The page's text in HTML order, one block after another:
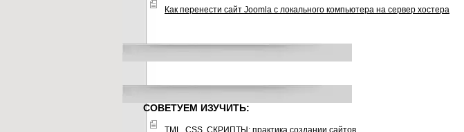
Как перенести сайт Joomla с локального компьютера на сервер хостера
СОВЕТУЕМ ИЗУЧИТЬ:
TML, CSS, СКРИПТЫ: практика создании сайтов